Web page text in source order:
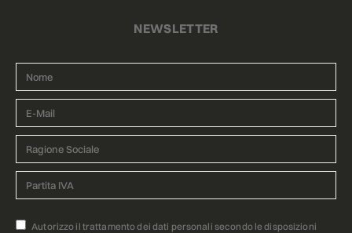
NEWSLETTER
Autorizzo il trattamento dei dati personali secondo le disposizioni